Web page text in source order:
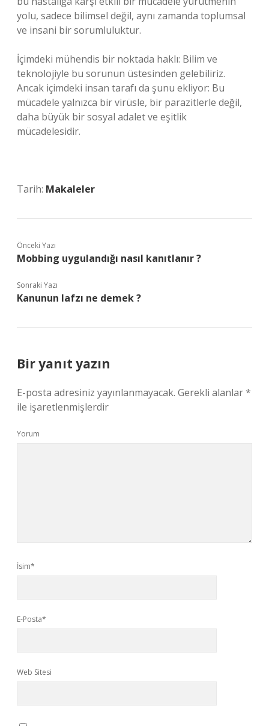
yolu, sadece bilimsel değil, aynı zamanda toplumsal
ve insani bir sorumluluktur.
İçimdeki mühendis bir noktada haklı: Bilim ve
teknolojiyle bu sorunun üstesinden gelebiliriz.
Ancak içimdeki insan tarafı da şunu ekliyor: Bu
mücadele yalnızca bir virüsle, bir parazitlerle değil,
daha büyük bir sosyal adalet ve eşitlik
mücadelesidir.
Tarih: Makaleler
Önceki Yazı
Mobbing uygulandığı nasıl kanıtlanır ?
Sonraki Yazı
Kanunun lafzı ne demek ?
Bir yanıt yazın
E-posta adresiniz yayınlanmayacak. Gerekli alanlar*
ile işaretlenmişlerdir
Yorum
İsim*
E-Posta*
Web Sitesi